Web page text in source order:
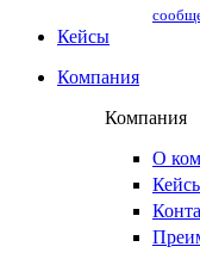
Кейсы
Компания
Компания
О